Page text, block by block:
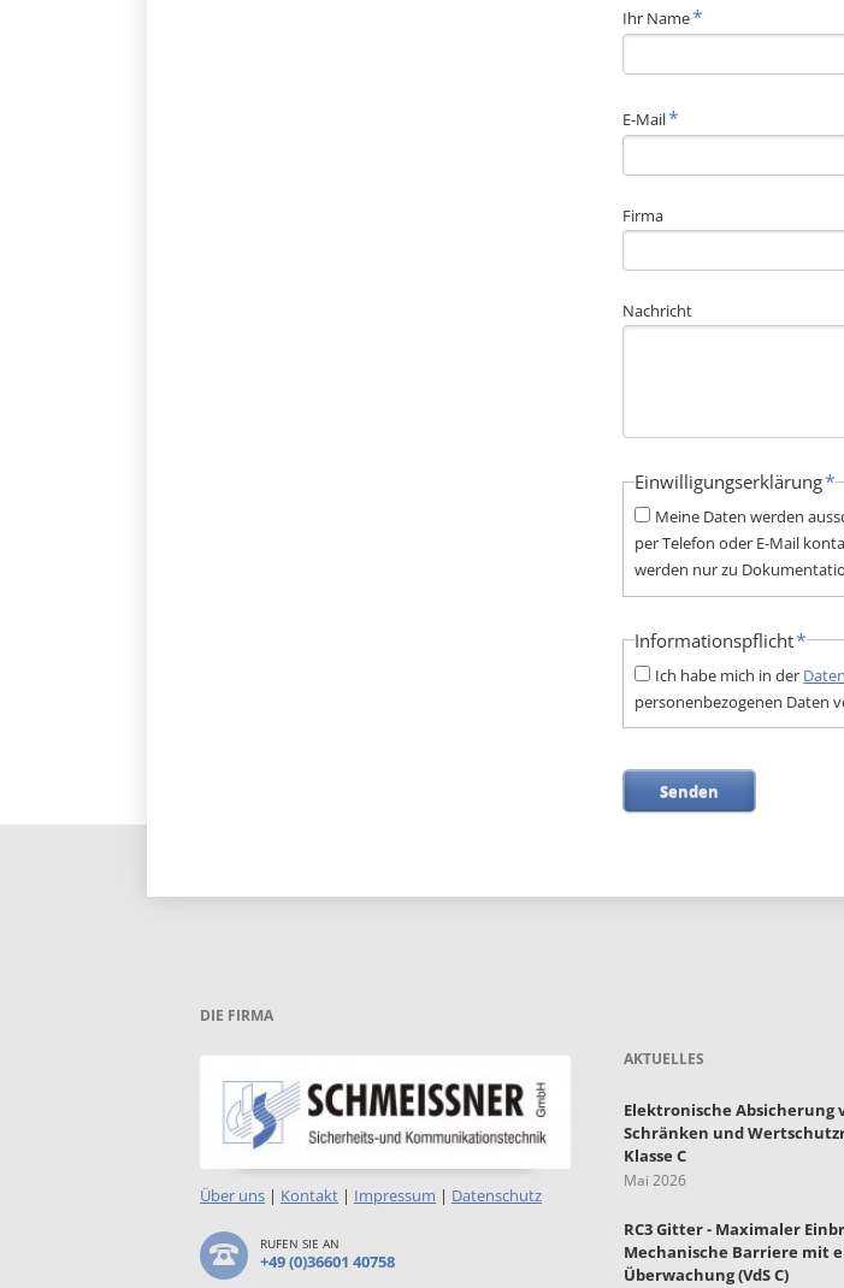
Pflichtfeld
Ihr Name*
Pflichtfeld
E-Mail*
Firma
Nachricht
Pflichtfeld
Einwilligungserklärung*
Meine Daten werden
per Telefon oder E-Mail
werden nur zu
Pflichtfeld
Informationspflicht*
Ich habe mich in der
personenbezogenen Daten
Senden
DIE FIRMA
Über uns | Kontakt | Impressum | Datenschutz
RUFEN SIE AN
+49 (0)36601 40758
AKTUELLES
Elektronische Absicherung
Schränken und
Klasse C
Mai 2026
RC3 Gitter - Maximaler
Mechanische Barriere mit
Überwachung (VdS C)